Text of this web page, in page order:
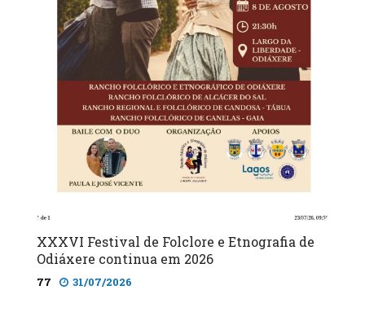
XXXVI Festival de Folclore e Etnografia de
Odiáxere continua em 2026
77 31/07/2026